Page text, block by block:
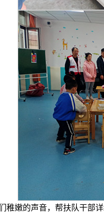
稚嫩的声音，帮扶队干部